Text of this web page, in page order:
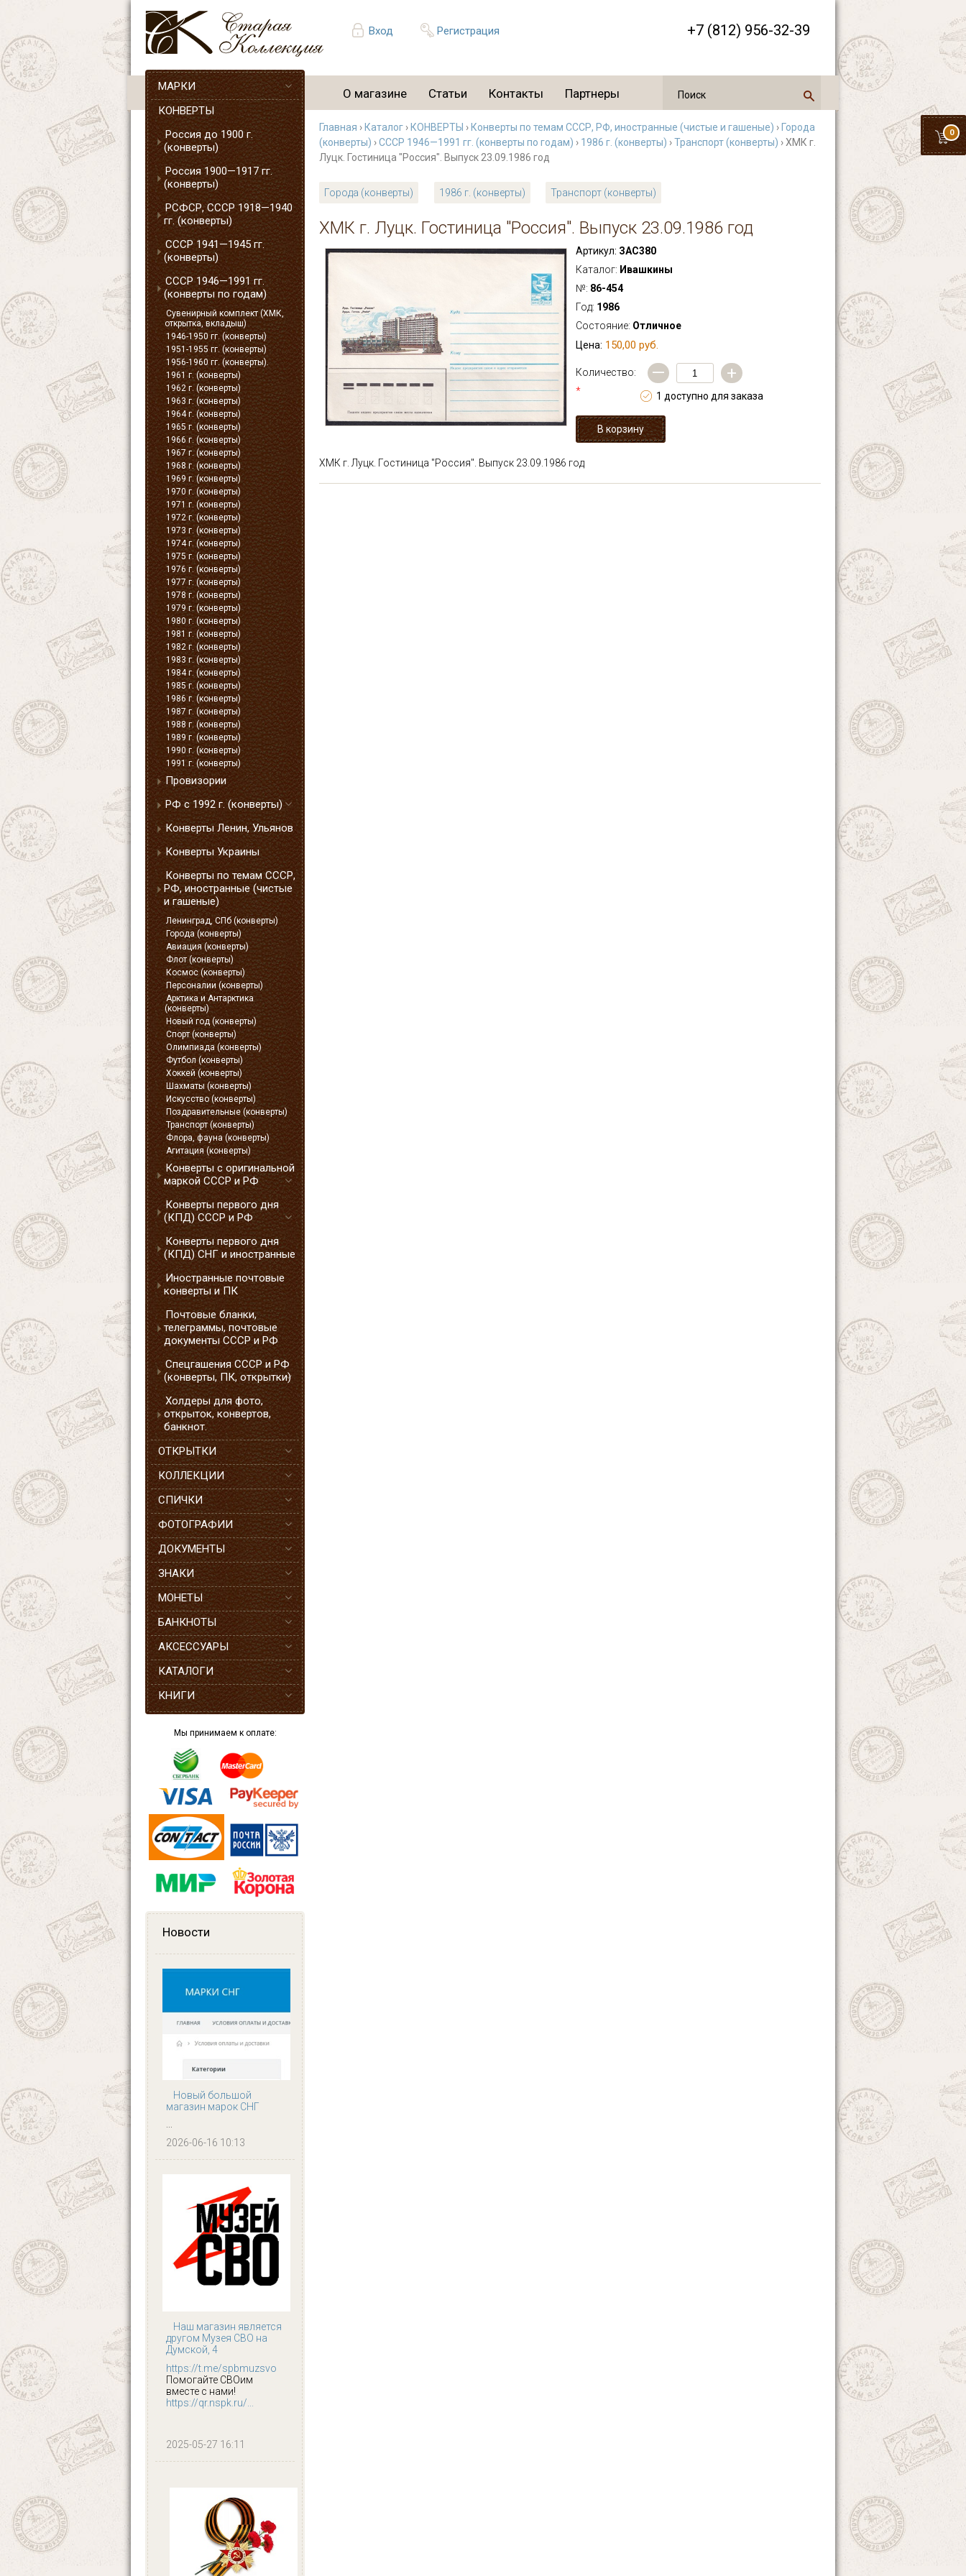
Вход Регистрация +7 (812) 956-32-39
0
О магазине Статьи Контакты Партнеры
МАРКИ
КОНВЕРТЫ
Россия до 1900 г.
(конверты)
Россия 1900—1917 гг.
(конверты)
РСФСР, СССР 1918—1940
гг. (конверты)
СССР 1941—1945 гг.
(конверты)
СССР 1946—1991 гг.
(конверты по годам)
Сувенирный комплект (ХМК,
открытка, вкладыш)
1946-1950 гг. (конверты)
1951-1955 гг. (конверты)
1956-1960 гг. (конверты).
1961 г. (конверты)
1962 г. (конверты)
1963 г. (конверты)
1964 г. (конверты)
1965 г. (конверты)
1966 г. (конверты)
1967 г. (конверты)
1968 г. (конверты)
1969 г. (конверты)
1970 г. (конверты)
1971 г. (конверты)
1972 г. (конверты)
1973 г. (конверты)
1974 г. (конверты)
1975 г. (конверты)
1976 г. (конверты)
1977 г. (конверты)
1978 г. (конверты)
1979 г. (конверты)
1980 г. (конверты)
1981 г. (конверты)
1982 г. (конверты)
1983 г. (конверты)
1984 г. (конверты)
1985 г. (конверты)
1986 г. (конверты)
1987 г. (конверты)
1988 г. (конверты)
1989 г. (конверты)
1990 г. (конверты)
1991 г. (конверты)
Провизории
РФ с 1992 г. (конверты)
Конверты Ленин, Ульянов
Конверты Украины
Конверты по темам СССР,
РФ, иностранные (чистые
и гашеные)
Ленинград, СПб (конверты)
Города (конверты)
Авиация (конверты)
Флот (конверты)
Космос (конверты)
Персоналии (конверты)
Арктика и Антарктика
(конверты)
Новый год (конверты)
Спорт (конверты)
Олимпиада (конверты)
Футбол (конверты)
Хоккей (конверты)
Шахматы (конверты)
Искусство (конверты)
Поздравительные (конверты)
Транспорт (конверты)
Флора, фауна (конверты)
Агитация (конверты)
Конверты с оригинальной
маркой СССР и РФ
Конверты первого дня
(КПД) СССР и РФ
Конверты первого дня
(КПД) СНГ и иностранные
Иностранные почтовые
конверты и ПК
Почтовые бланки,
телеграммы, почтовые
документы СССР и РФ
Спецгашения СССР и РФ
(конверты, ПК, открытки)
Холдеры для фото,
открыток, конвертов,
банкнот.
ОТКРЫТКИ
КОЛЛЕКЦИИ
СПИЧКИ
ФОТОГРАФИИ
ДОКУМЕНТЫ
ЗНАКИ
МОНЕТЫ
БАНКНОТЫ
АКСЕССУАРЫ
КАТАЛОГИ
КНИГИ
Мы принимаем к оплате:
Новости
Новый большой
магазин марок СНГ
...
2026-06-16 10:13
Наш магазин является
другом Музея СВО на
Думской, 4
https://t.me/spbmuzsvo
Помогайте СВОим
вместе с нами!
https://qr.nspk.ru/...
2025-05-27 16:11
Главная › Каталог › КОНВЕРТЫ › Конверты по темам СССР, РФ, иностранные (чистые и гашеные) › Города
(конверты) ›СССР 1946—1991 гг. (конверты по годам) › 1986 г. (конверты) ›Транспорт (конверты) › ХМК г.
Луцк. Гостиница "Россия". Выпуск 23.09.1986 год
Города (конверты) 1986 г. (конверты) Транспорт (конверты)
ХМК г. Луцк. Гостиница "Россия". Выпуск 23.09.1986 год
Артикул: ЗАС380
Каталог: Ивашкины
№: 86-454
Год: 1986
Состояние: Отличное
Цена: 150,00 руб.
Количество:
*
— +
1 доступно для заказа
ХМК г. Луцк. Гостиница "Россия". Выпуск 23.09.1986 год